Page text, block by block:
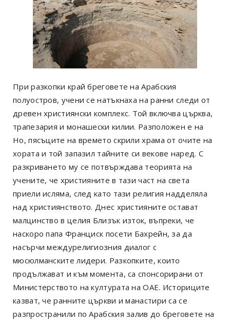
При разкопки край бреговете на Арабския
полуостров, учени се натъкнаха на ранни следи от
древен християнски комплекс. Той включва църква,
трапезария и монашески килии. Разположен е на
Но, пясъците на времето скрили храма от очите на
хората и той запазил тайните си векове наред. С
разкриването му се потвърждава теорията на
учените, че християните в тази част на света
приели исляма, след като тази религия надделяла
над християнството. Днес християните остават
малцинство в целия Близък изток, въпреки, че
наскоро папа Франциск посети Бахрейн, за да
насърчи междурелигиозния диалог с
мюсюлманските лидери. Разкопките, които
продължават и към момента, са спонсорирани от
Министерството на културата на ОАЕ. Историците
казват, че ранните църкви и манастири са се
разпространили по Арабския залив до бреговете на